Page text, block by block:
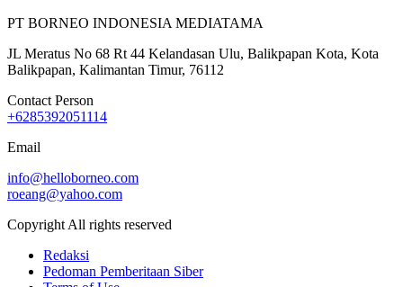
PT BORNEO INDONESIA MEDIATAMA
JL Meratus No 68 Rt 44 Kelandasan Ulu, Balikpapan Kota, Kota
Balikpapan, Kalimantan Timur, 76112
Contact Person
+6285392051114
Email
info@helloborneo.com
roeang@yahoo.com
Copyright All rights reserved
Redaksi
Pedoman Pemberitaan Siber